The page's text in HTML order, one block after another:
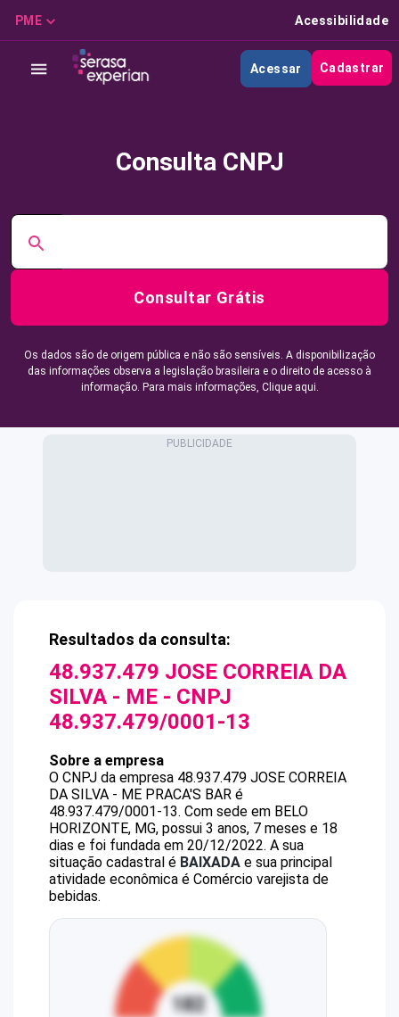
PME Acessibilidade
Acessar Cadastrar
Consulta CNPJ
Consultar Grátis
Os dados são de origem pública e não são sensíveis. A disponibilização
das informações observa a legislação brasileira e o direito de acesso à
informação. Para mais informações, Clique aqui.
Resultados da consulta:
48.937.479 JOSE CORREIA DA
SILVA - ME - CNPJ
48.937.479/0001-13
Sobre a empresa
O CNPJ da empresa 48.937.479 JOSE CORREIA
DA SILVA - ME PRACA'S BAR é
48.937.479/0001-13. Com sede em BELO
HORIZONTE, MG, possui 3 anos, 7 meses e 18
dias e foi fundada em 20/12/2022. A sua
situação cadastral é BAIXADA e sua principal
atividade econômica é Comércio varejista de
bebidas.